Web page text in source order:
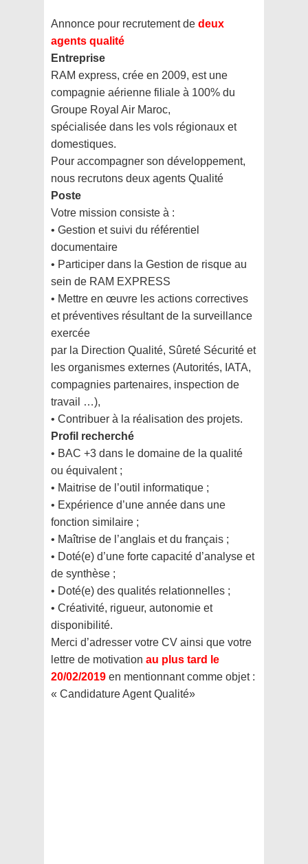
Annonce pour recrutement de deux
agents qualité
Entreprise
RAM express, crée en 2009, est une
compagnie aérienne filiale à 100% du
Groupe Royal Air Maroc,
spécialisée dans les vols régionaux et
domestiques.
Pour accompagner son développement,
nous recrutons deux agents Qualité
Poste
Votre mission consiste à :
• Gestion et suivi du référentiel
documentaire
• Participer dans la Gestion de risque au
sein de RAM EXPRESS
• Mettre en œuvre les actions correctives
et préventives résultant de la surveillance
exercée
par la Direction Qualité, Sûreté Sécurité et
les organismes externes (Autorités, IATA,
compagnies partenaires, inspection de
travail …),
• Contribuer à la réalisation des projets.
Profil recherché
• BAC +3 dans le domaine de la qualité
ou équivalent ;
• Maitrise de l’outil informatique ;
• Expérience d’une année dans une
fonction similaire ;
• Maîtrise de l’anglais et du français ;
• Doté(e) d’une forte capacité d’analyse et
de synthèse ;
• Doté(e) des qualités relationnelles ;
• Créativité, rigueur, autonomie et
disponibilité.
Merci d’adresser votre CV ainsi que votre
lettre de motivation au plus tard le
20/02/2019 en mentionnant comme objet :
« Candidature Agent Qualité»